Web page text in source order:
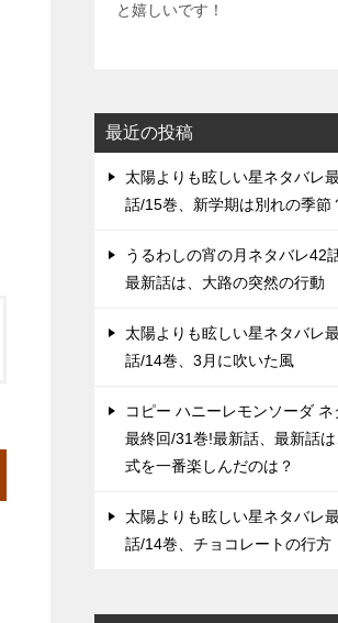
と嬉しいです！
最近の投稿
太陽よりも眩しい星ネタバレ
話/15巻、新学期は別れの季節
うるわしの宵の月ネタバレ42
最新話は、大路の突然の行動
太陽よりも眩しい星ネタバレ
話/14巻、3月に吹いた風
コピー ハニーレモンソーダ ネ
最終回/31巻!最新話、最新話
式を一番楽しんだのは？
太陽よりも眩しい星ネタバレ
話/14巻、チョコレートの行方